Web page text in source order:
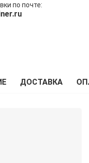
по почте:
ДОСТАВКА